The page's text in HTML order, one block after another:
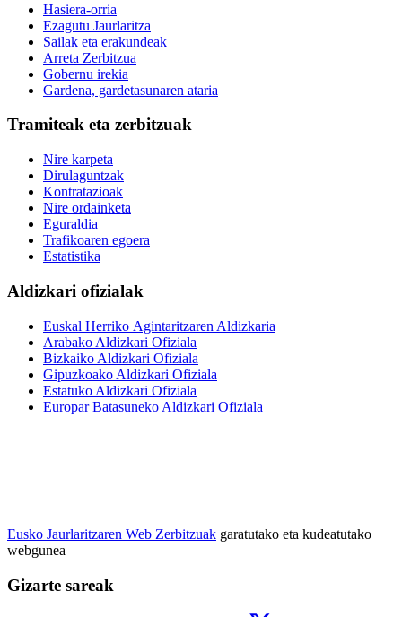
Hasiera-orria
Ezagutu Jaurlaritza
Sailak eta erakundeak
Arreta Zerbitzua
Gobernu irekia
Gardena, gardetasunaren ataria
Tramiteak eta zerbitzuak
Nire karpeta
Dirulaguntzak
Kontratazioak
Nire ordainketa
Eguraldia
Trafikoaren egoera
Estatistika
Aldizkari ofizialak
Euskal Herriko Agintaritzaren Aldizkaria
Arabako Aldizkari Ofiziala
Bizkaiko Aldizkari Ofiziala
Gipuzkoako Aldizkari Ofiziala
Estatuko Aldizkari Ofiziala
Europar Batasuneko Aldizkari Ofiziala
Eusko Jaurlaritzaren Web Zerbitzuak garatutako eta kudeatutako
webgunea
Gizarte sareak